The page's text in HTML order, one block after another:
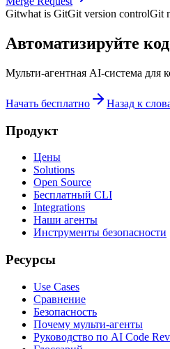
Gitwhat is GitGit version controlGit
Автоматизируйте
Мульти-агентная AI-система для
Начать бесплатно Назад к
Продукт
Цены
Solutions
Open Source
Бесплатный CLI
Integrations
Наши агенты
Инструменты безопасности
Ресурсы
Use Cases
Сравнение
Безопасность
Почему мульти-агенты
Руководство по AI Code